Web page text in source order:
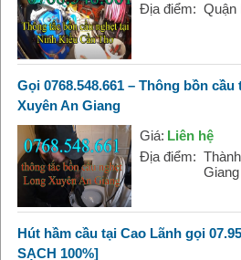
Địa điểm: Quận
Gọi 0768.548.661 – Thông bồn
Xuyên An Giang
Giá: Liên hệ
Địa điểm:
Giang
Hút hầm cầu tại Cao Lãnh gọi
SẠCH 100%]